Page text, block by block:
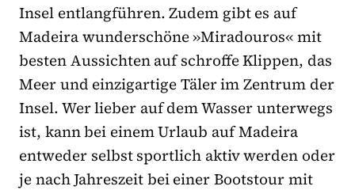
Insel entlangführen. Zudem gibt es auf
Madeira wunderschöne »Miradouros« mit
besten Aussichten auf schroffe Klippen, das
Meer und einzigartige Täler im Zentrum der
Insel. Wer lieber auf dem Wasser unterwegs
ist, kann bei einem Urlaub auf Madeira
entweder selbst sportlich aktiv werden oder
je nach Jahreszeit bei einer Bootstour mit